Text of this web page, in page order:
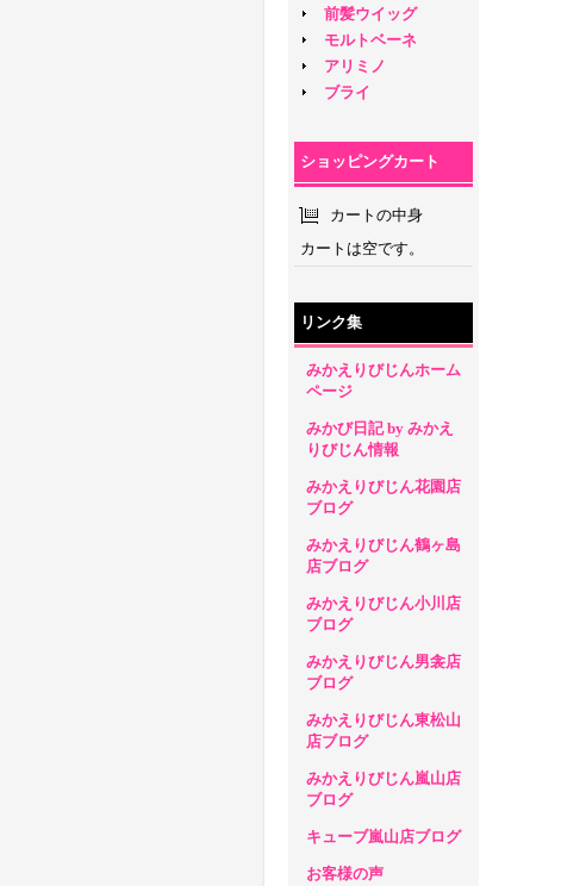
前髪ウイッグ
モルトベーネ
アリミノ
ブライ
ショッピングカート
カートの中身
カートは空です。
リンク集
みかえりびじんホーム
ページ
みかび日記 by みかえ
りびじん情報
みかえりびじん花園店
ブログ
みかえりびじん鶴ヶ島
店ブログ
みかえりびじん小川店
ブログ
みかえりびじん男衾店
ブログ
みかえりびじん東松山
店ブログ
みかえりびじん嵐山店
ブログ
キューブ嵐山店ブログ
お客様の声